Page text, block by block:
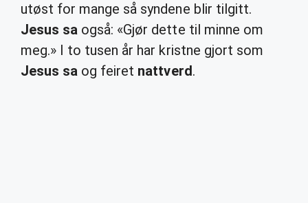
utøst for mange så syndene blir tilgitt.
Jesus sa også: «Gjør dette til minne om
meg.» I to tusen år har kristne gjort som
Jesus sa og feiret nattverd.